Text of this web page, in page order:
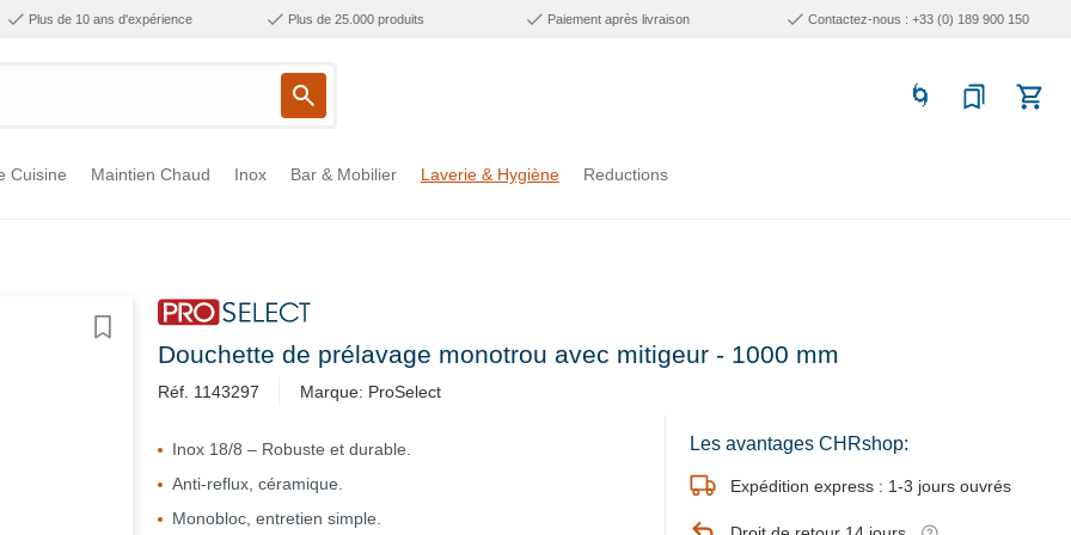
Plus de 10 ans d'expérience Plus de 25.000 produits Paiement après livraison Contactez-nous : +33 (0) 189 900 150
Cuisine Maintien Chaud Inox Bar & Mobilier Laverie & Hygiène Reductions
Douchette de prélavage monotrou avec mitigeur - 1000 mm
Réf. 1143297 Marque: ProSelect
Inox 18/8 – Robuste et durable.
Anti-reflux, céramique.
Monobloc, entretien simple.
Les avantages CHRshop:
Expédition express : 1-3 jours ouvrés